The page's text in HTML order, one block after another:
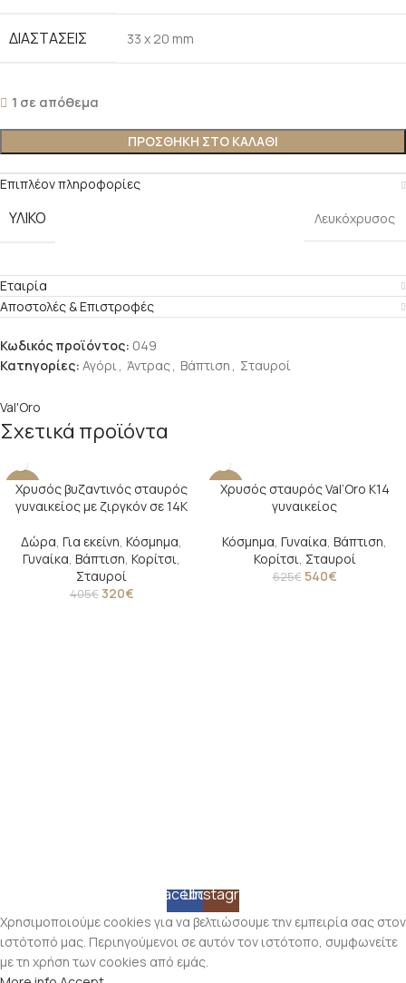
ΔΙΑΣΤΆΣΕΙΣ 33 x 20 mm
1 σε απόθεμα
ΠΡΟΣΘΉΚΗ ΣΤΟ ΚΑΛΆΘΙ
Επιπλέον πληροφορίες
ΥΛΙΚΌ Λευκόχρυσος
Εταιρία
Αποστολές & Επιστροφές
Κωδικός προϊόντος: 049
Κατηγορίες: Αγόρι, Άντρας, Βάπτιση , Σταυροί
Val'Oro
Σχετικά προϊόντα
-21%
Χρυσός βυζαντινός σταυρός
γυναικείος με ζιργκόν σε 14Κ
Δώρα, Για εκείνη, Κόσμημα,
Γυναίκα, Βάπτιση, Κορίτσι,
Σταυροί
405€ 320€
-14%
Χρυσός σταυρός Val’Oro Κ14
γυναικείος
Κόσμημα, Γυναίκα, Βάπτιση,
Κορίτσι, Σταυροί
625€ 540€
Facebook
Instagram
Χρησιμοποιούμε cookies για να βελτιώσουμε την εμπειρία σας στον
ιστότοπό μας. Περιηγούμενοι σε αυτόν τον ιστότοπο, συμφωνείτε
με τη χρήση των cookies από εμάς.